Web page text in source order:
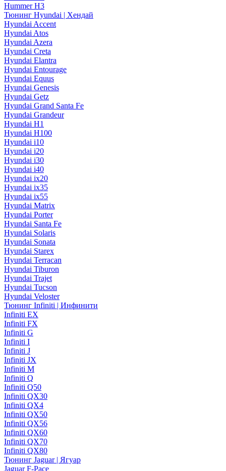
Hummer H3
Тюнинг Hyundai | Хендай
Hyundai Accent
Hyundai Atos
Hyundai Azera
Hyundai Creta
Hyundai Elantra
Hyundai Entourage
Hyundai Equus
Hyundai Genesis
Hyundai Getz
Hyundai Grand Santa Fe
Hyundai Grandeur
Hyundai H1
Hyundai H100
Hyundai i10
Hyundai i20
Hyundai i30
Hyundai i40
Hyundai ix20
Hyundai ix35
Hyundai ix55
Hyundai Matrix
Hyundai Porter
Hyundai Santa Fe
Hyundai Solaris
Hyundai Sonata
Hyundai Starex
Hyundai Terracan
Hyundai Tiburon
Hyundai Trajet
Hyundai Tucson
Hyundai Veloster
Тюнинг Infiniti | Инфинити
Infiniti EX
Infiniti FX
Infiniti G
Infiniti I
Infiniti J
Infiniti JX
Infiniti M
Infiniti Q
Infiniti Q50
Infiniti QX30
Infiniti QX4
Infiniti QX50
Infiniti QX56
Infiniti QX60
Infiniti QX70
Infiniti QX80
Тюнинг Jaguar | Ягуар
Jaguar F-Pace